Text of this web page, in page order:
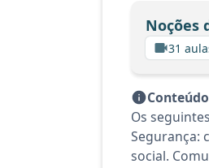
Noções
31
Os
Segurança:
social.